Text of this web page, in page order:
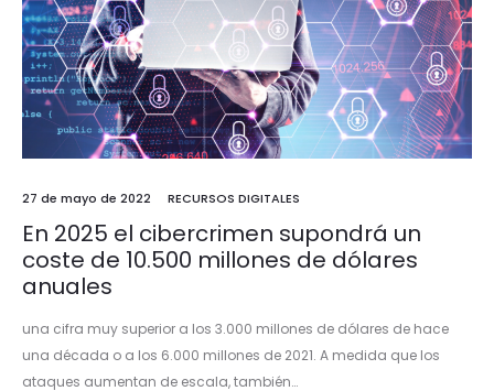
27 de mayo de 2022 RECURSOS DIGITALES
En 2025 el cibercrimen supondrá un
coste de 10.500 millones de dólares
anuales
una cifra muy superior a los 3.000 millones de dólares de hace
una década o a los 6.000 millones de 2021. A medida que los
ataques aumentan de escala, también…